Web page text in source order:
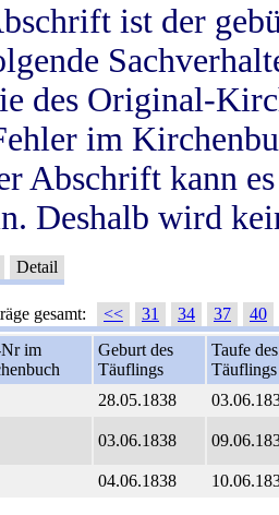
ist der
des Original-
im
Abschrift kann
Deshalb wird
Detail
gesamt: << 31 34 37
40
im
Geburt des
Täuflings
Taufe des
Täuflings
28.05.1838
03.06.1838
04.06.1838